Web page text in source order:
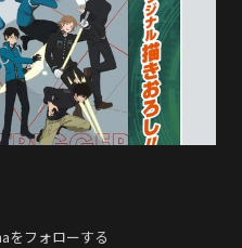
をフォローする